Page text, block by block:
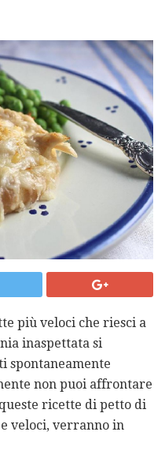
più veloci che riesci a
inaspettata si
spontaneamente
non puoi affrontare
ricette di petto di
veloci, verranno in